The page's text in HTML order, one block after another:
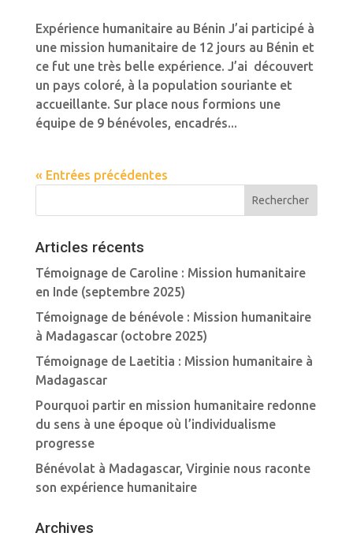
Expérience humanitaire au Bénin J’ai participé à
une mission humanitaire de 12 jours au Bénin et
ce fut une très belle expérience. J’ai découvert
un pays coloré, à la population souriante et
accueillante. Sur place nous formions une
équipe de 9 bénévoles, encadrés...
« Entrées précédentes
Articles récents
Témoignage de Caroline : Mission humanitaire
en Inde (septembre 2025)
Témoignage de bénévole : Mission humanitaire
à Madagascar (octobre 2025)
Témoignage de Laetitia : Mission humanitaire à
Madagascar
Pourquoi partir en mission humanitaire redonne
du sens à une époque où l’individualisme
progresse
Bénévolat à Madagascar, Virginie nous raconte
son expérience humanitaire
Archives